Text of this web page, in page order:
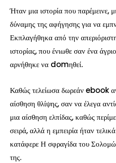
Ήταν μια ιστορία που παρέμεινε,
δύναμης της αφήγησης για να
Εκπλαγήθηκα από την
ιστορίας, που ένιωθε σαν ένα
αρνήθηκε να domηθεί.
Καθώς τελείωσα δωρεάν ebook
αίσθηση θλίψης, σαν να έλεγα
μια αίσθηση ελπίδας, καθώς
σειρά, αλλά η εμπειρία ήταν
κατάφερε Η σφραγίδα του
της.